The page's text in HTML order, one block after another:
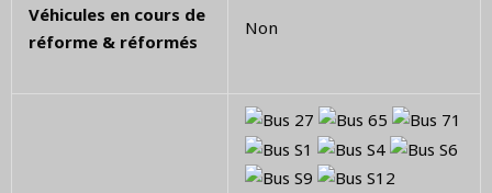
Véhicules en cours de
réforme & réformés
Non